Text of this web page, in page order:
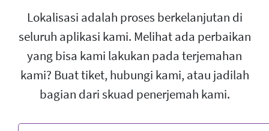
Lokalisasi adalah proses berkelanjutan di
seluruh aplikasi kami. Melihat ada perbaikan
yang bisa kami lakukan pada terjemahan
kami? Buat tiket, hubungi kami, atau jadilah
bagian dari skuad penerjemah kami.